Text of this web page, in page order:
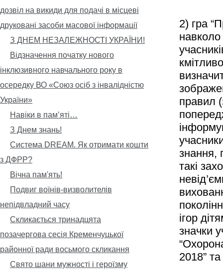
2) гра
навколо
правил
знання,
такі
ігор
значки
2018”
дозвіл на викиди для подачі в місцеві
друковані засоби масової інформації
З ДНЕМ НЕЗАЛЕЖНОСТІ УКРАЇНИ!
Відзначення початку нового
інклюзивного навчального року в
осередку ВО «Союз осіб з інвалідністю
України»
Навіки в пам’яті…
З Днем знань!
Система DREAM. Як отримати кошти
з ДФРР?
Вічна пам'ять!
Подвиг воїнів-визволителів
непідвладний часу
Скликається тринадцята
позачергова сесія Кременчуцької
районної ради восьмого скликання
Свято шани мужності і героїзму